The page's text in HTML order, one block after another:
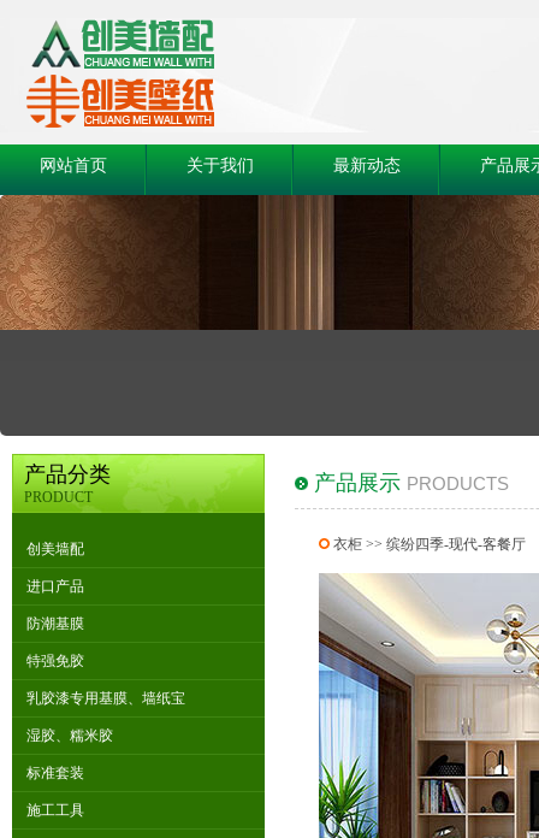
网站首页 关于我们 最新动态 产品展
产品分类
PRODUCT
创美墙配
进口产品
防潮基膜
特强免胶
乳胶漆专用基膜、墙纸宝
湿胶、糯米胶
标准套装
施工工具
产品展示 PRODUCTS
衣柜 >> 缤纷四季-现代-客餐厅